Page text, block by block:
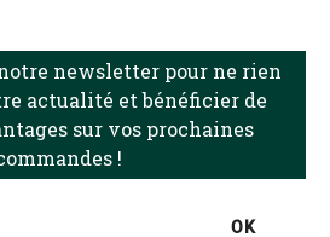
newsletter pour ne rien
actualité et bénéficier de
sur vos prochaines
!
OK